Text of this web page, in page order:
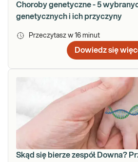
Choroby genetyczne - 5
genetycznych i ich przyczyny
Przeczytasz w 16 minut
Dowiedz się
Skąd się bierze zespół Downa?